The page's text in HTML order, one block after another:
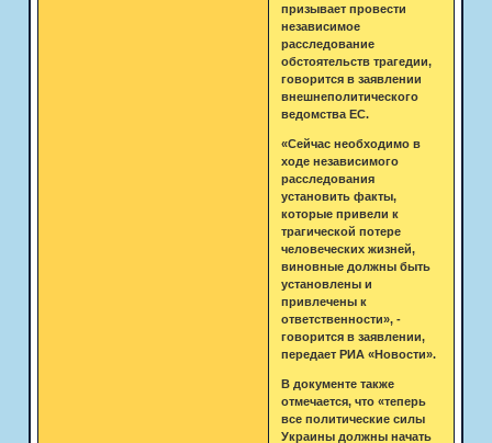
призывает провести
независимое
расследование
обстоятельств трагедии,
говорится в заявлении
внешнеполитического
ведомства ЕС.
«Сейчас необходимо в
ходе независимого
расследования
установить факты,
которые привели к
трагической потере
человеческих жизней,
виновные должны быть
установлены и
привлечены к
ответственности», -
говорится в заявлении,
передает РИА «Новости».
В документе также
отмечается, что «теперь
все политические силы
Украины должны начать